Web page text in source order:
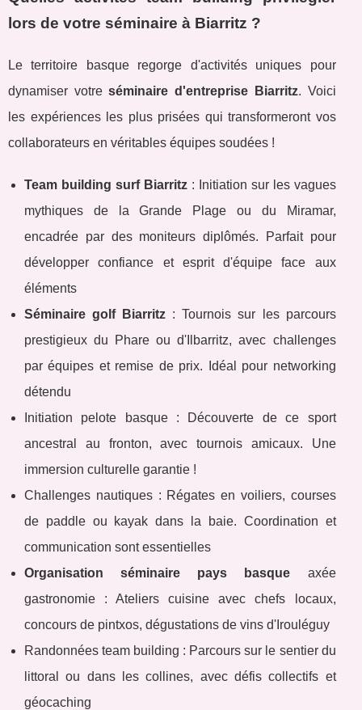
lors de votre séminaire à Biarritz ?
Le territoire basque regorge d'activités uniques pour
dynamiser votreséminaire d'entreprise Biarritz. Voici
les expériences les plus prisées qui transformeront vos
collaborateurs en véritables équipes soudées !
Team building surf Biarritz: Initiation sur les vagues
mythiques de la Grande Plage ou du Miramar,
encadrée par des moniteurs diplômés. Parfait pour
développer confiance et esprit d'équipe face aux
éléments
Séminaire golf Biarritz : Tournois sur les parcours
prestigieux du Phare ou d'Ilbarritz, avec challenges
par équipes et remise de prix. Idéal pour networking
détendu
Initiation pelote basque : Découverte de ce sport
ancestral au fronton, avec tournois amicaux. Une
immersion culturelle garantie !
Challenges nautiques : Régates en voiliers, courses
de paddle ou kayak dans la baie. Coordination et
communication sont essentielles
Organisation séminaire pays basque axée
gastronomie : Ateliers cuisine avec chefs locaux,
concours de pintxos, dégustations de vins d'Irouléguy
Randonnées team building : Parcours sur le sentier du
littoral ou dans les collines, avec défis collectifs et
géocaching